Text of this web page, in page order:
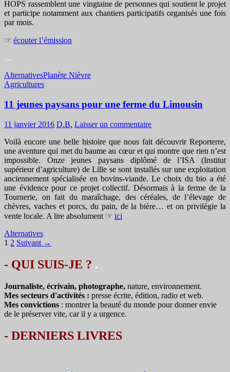
HOPS rassemblent une vingtaine de personnes qui soutient le projet
et participe notamment aux chantiers participatifs organisés une fois
par mois.
☞ écouter l’émission
…
AlternativesPlanète Nièvre
Agricultures
11 jeunes paysans pour une ferme du Limousin
11 janvier 2016 D.B. Laisser un commentaire
Voilà encore une belle histoire que nous fait découvrir Reporterre,
une aventure qui met du baume au cœur et qui montre que rien n’est
impossible. Onze jeunes paysans diplômé de l’ISA (Institut
supérieur d’agriculture) de Lille se sont installés sur une exploitation
anciennement spécialisée en bovins-viande. Le choix du bio a été
une évidence pour ce projet collectif. Désormais à la ferme de la
Tournerie, on fait du maraîchage, des céréales, de l’élevage de
chèvres, vaches et porcs, du pain, de la bière… et on privilégie la
vente locale. A lire absolument ☞ ici
Alternatives
Navigation
articles
1 2 Suivant →
- QUI SUIS-JE ? .
Journaliste, écrivain, photographe, nature, environnement.
Mes secteurs d'activités : presse écrite, édition, radio et web.
Mes convictions : montrer la beauté du monde pour donner envie
de le préserver vite, car il y a urgence.
- DERNIERS LIVRES